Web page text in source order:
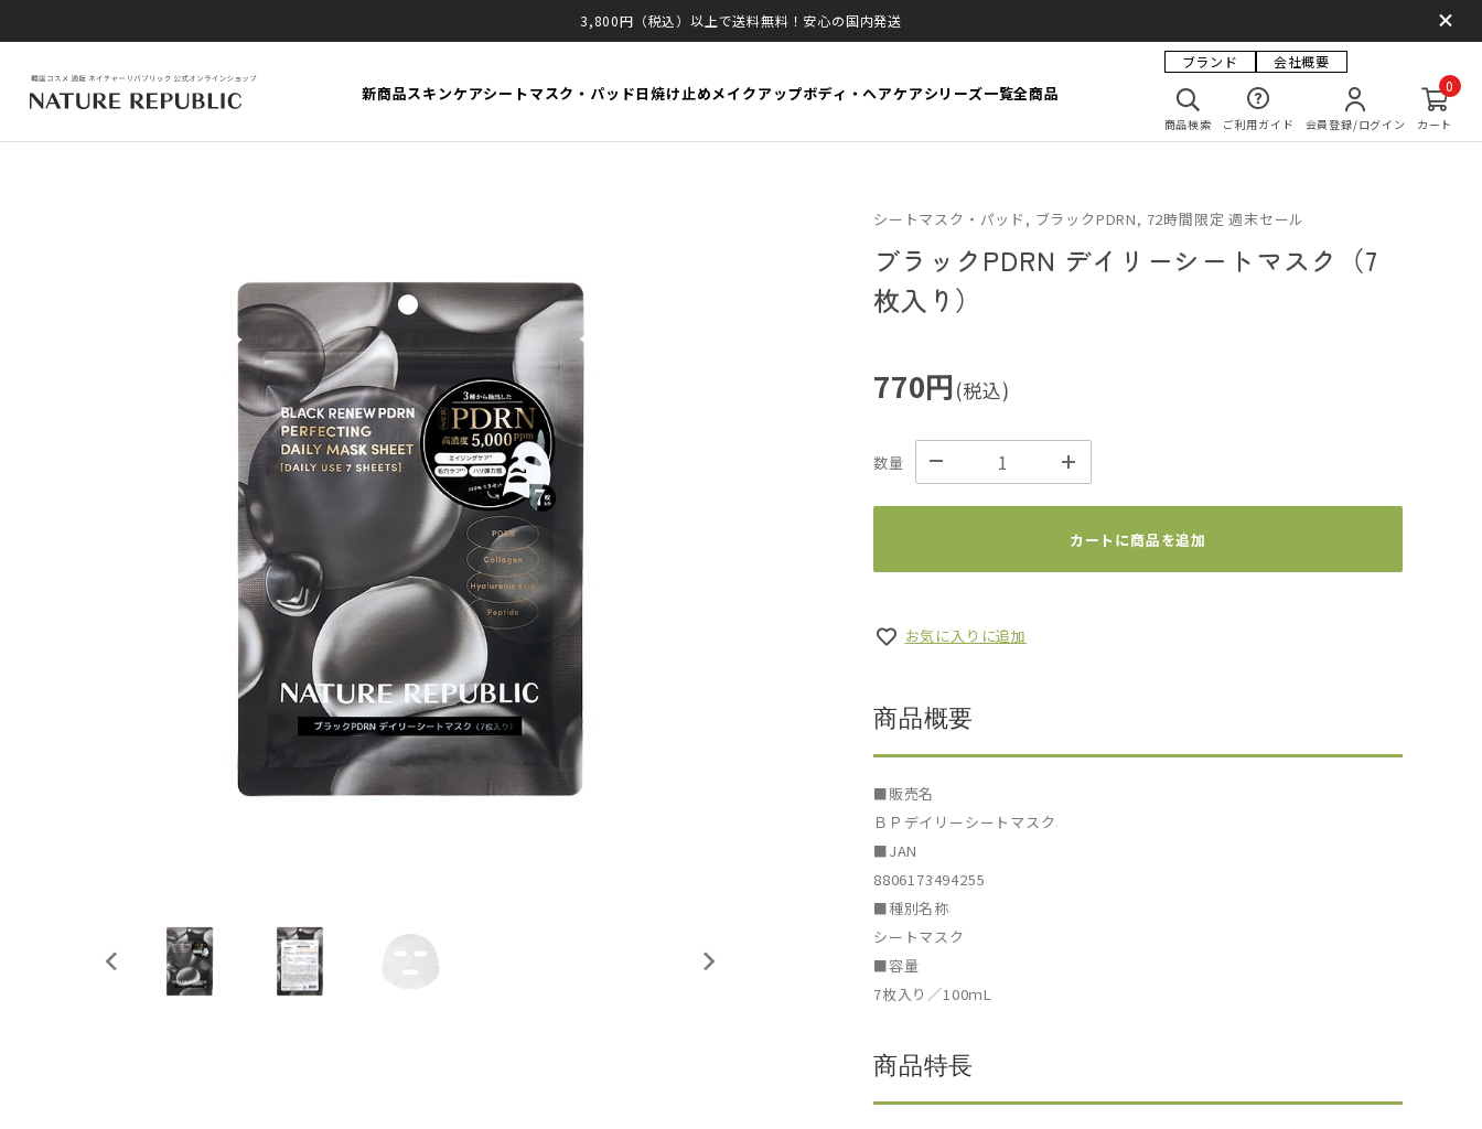
3,800円（税込）以上で送料無料！安心の国内発送
新商品スキンケアシートマスク・パッド日焼け止めメイクアップボディ・ヘアケアシリーズ一覧全商品
ブランド 会社概要
商品検索 ご利用ガイド 会員登録/ログイン カート
0
シートマスク・パッド, ブラックPDRN, 72時間限定 週末セール
ブラックPDRN デイリーシートマスク（7
枚入り）
770円 (税込)
数量
カートに商品を追加
お気に入りに追加
商品概要
■販売名
ＢＰデイリーシートマスク
■JAN
8806173494255
■種別名称
シートマスク
■容量
7枚入り／100ｍL
商品特長